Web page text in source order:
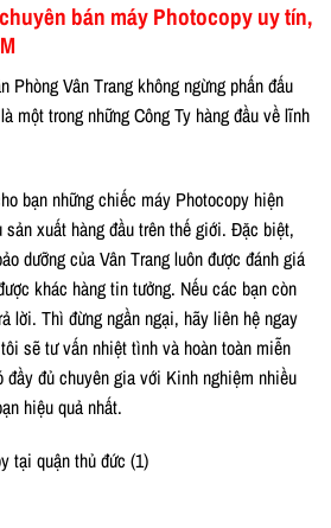
bán máy Photocopy uy tín,
Phòng Vân Trang không ngừng phấn đấu
một trong những Công Ty hàng đầu về lĩnh
bạn những chiếc máy Photocopy hiện
xuất hàng đầu trên thế giới. Đặc biệt,
dưỡng của Vân Trang luôn được đánh giá
khác hàng tin tưởng. Nếu các bạn còn
lời. Thì đừng ngần ngại, hãy liên hệ ngay
sẽ tư vấn nhiệt tình và hoàn toàn miễn
đầy đủ chuyên gia với Kinh nghiệm nhiều
hiệu quả nhất.